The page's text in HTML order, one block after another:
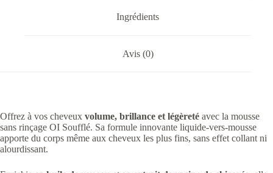
Ingrédients
Avis (0)
Offrez à vos cheveux volume, brillance et légèreté avec la mousse
sans rinçage OI Soufflé. Sa formule innovante liquide-vers-mousse
apporte du corps même aux cheveux les plus fins, sans effet collant ni
alourdissant.